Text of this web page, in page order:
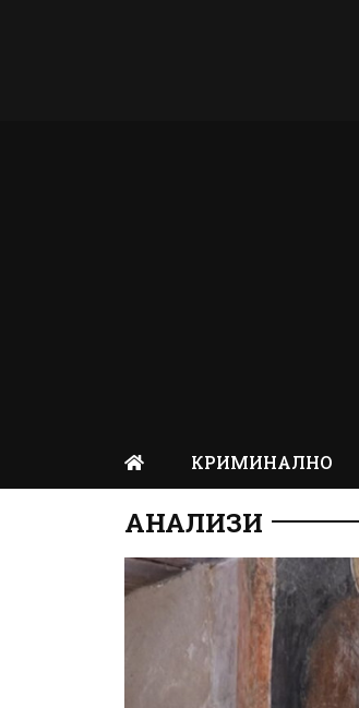
КРИМИНАЛНО
АНАЛИЗИ